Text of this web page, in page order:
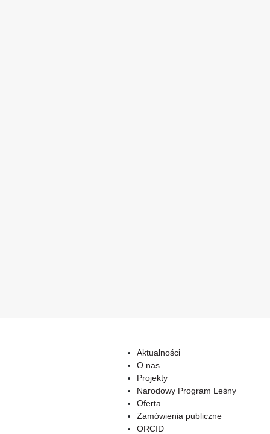
Aktualności
O nas
Projekty
Narodowy Program Leśny
Oferta
Zamówienia publiczne
ORCID